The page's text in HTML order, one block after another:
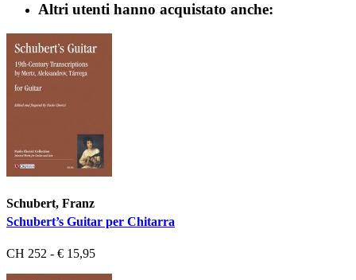
Altri utenti hanno acquistato anche:
Schubert, Franz
Schubert’s Guitar per Chitarra
CH 252 - € 15,95